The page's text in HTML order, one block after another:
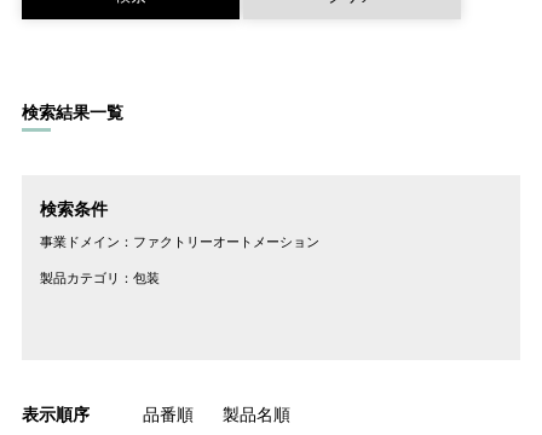
検索結果一覧
検索条件
事業ドメイン： ファクトリーオートメーション
製品カテゴリ： 包装
表示順序 品番順 製品名順